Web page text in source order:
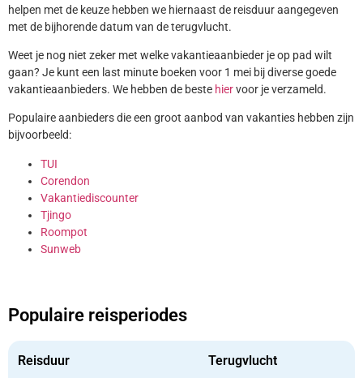
helpen met de keuze hebben we hiernaast de reisduur aangegeven
met de bijhorende datum van de terugvlucht.
Weet je nog niet zeker met welke vakantieaanbieder je op pad wilt
gaan? Je kunt een last minute boeken voor 1 mei bij diverse goede
vakantieaanbieders. We hebben de beste hiervoor je verzameld.
Populaire aanbieders die een groot aanbod van vakanties hebben zijn
bijvoorbeeld:
TUI
Corendon
Vakantiediscounter
Tjingo
Roompot
Sunweb
Populaire reisperiodes
Reisduur Terugvlucht